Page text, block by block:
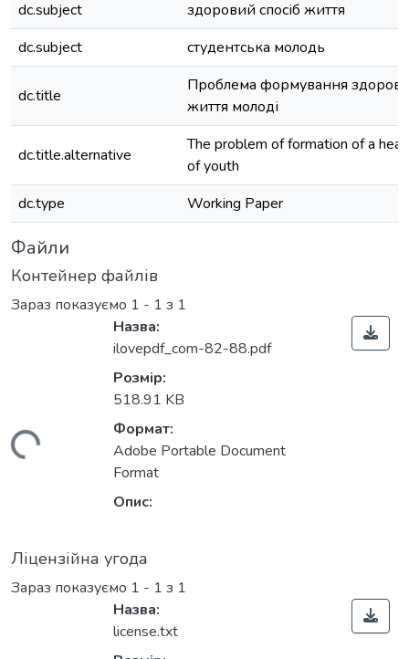
dc.subject
здоровий спосіб життя
dc.subject
студентська молодь
dc.title
Проблема формування
життя молоді
dc.title.alternative
The problem of formation of a
of youth
dc.type
Working Paper
Файли
Контейнер файлів
Зараз показуємо 1 - 1 з 1
Назва:
ilovepdf_com-82-88.pdf
Розмір:
518.91 KB
Формат:
Adobe Portable Document
Format
Опис:
Ліцензійна угода
Зараз показуємо 1 - 1 з 1
Назва:
license.txt